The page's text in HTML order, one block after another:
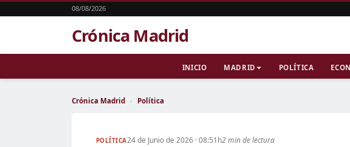
08/08/2026
Crónica Madrid
INICIO MADRID POLÍTICA
Crónica Madrid › Política
POLÍTICA24 de Junio de 2026 · 08:51h2 min de lectura